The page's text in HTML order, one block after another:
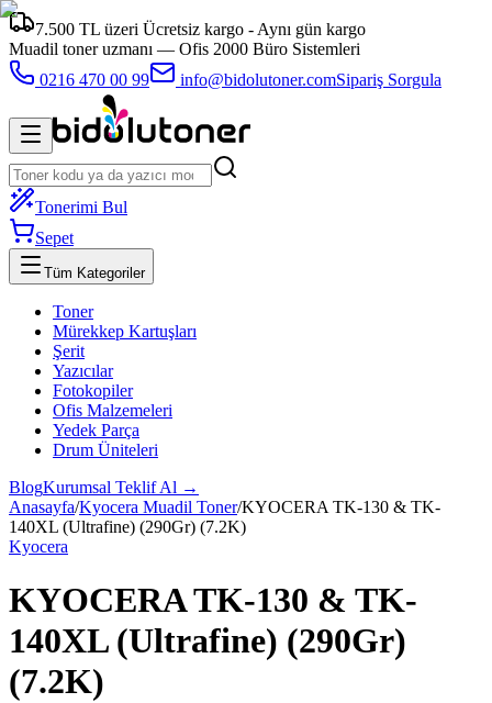
7.500 TL üzeri Ücretsiz kargo - Aynı gün kargo
Muadil toner uzmanı — Ofis 2000 Büro Sistemleri
0216 470 00 99
info@bidolutoner.comSipariş Sorgula
Tonerimi Bul
Sepet
Tüm Kategoriler
Toner
Mürekkep Kartuşları
Şerit
Yazıcılar
Fotokopiler
Ofis Malzemeleri
Yedek Parça
Drum Üniteleri
BlogKurumsal Teklif Al →
Anasayfa/Kyocera Muadil Toner/KYOCERA TK-130 & TK-
140XL (Ultrafine) (290Gr) (7.2K)
Kyocera
KYOCERA TK-130 & TK-
140XL (Ultrafine) (290Gr)
(7.2K)